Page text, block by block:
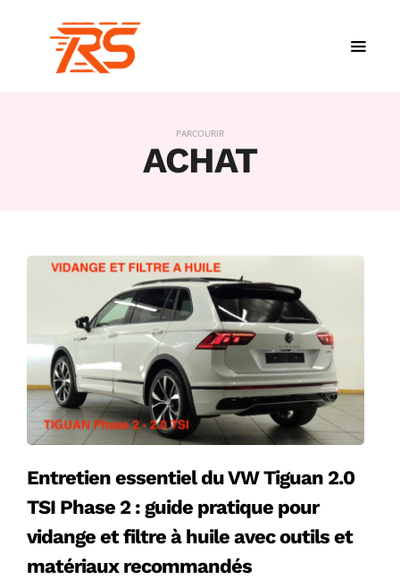
PARCOURIR
ACHAT
Entretien essentiel du VW Tiguan 2.0
TSI Phase 2 : guide pratique pour
vidange et filtre à huile avec outils et
matériaux recommandés